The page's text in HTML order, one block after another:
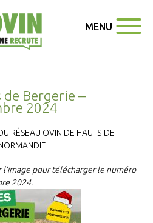
MENU
de Bergerie –
2024
RÉSEAU OVIN DE HAUTS-DE-
l’image pour télécharger le numéro
2024.